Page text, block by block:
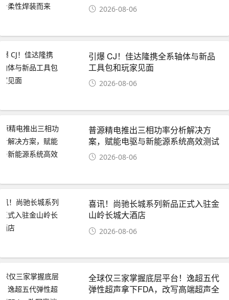
2026-08-06
引爆 CJ！佳达隆携全系轴体与新品
工具包和玩家见面
2026-08-06
普源精电推出三相功率分析解决方
案，赋能电驱与新能源系统高效测试
2026-08-06
喜讯！尚驰长城系列新品正式入驻金
山岭长城大酒店
2026-08-06
全球仅三家掌握底层平台！逸超五代
弹性超声拿下FDA，改写高端超声全